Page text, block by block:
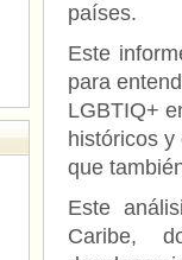
países.
Este
para
LGBTIQ+
históricos
que
Este
Caribe,